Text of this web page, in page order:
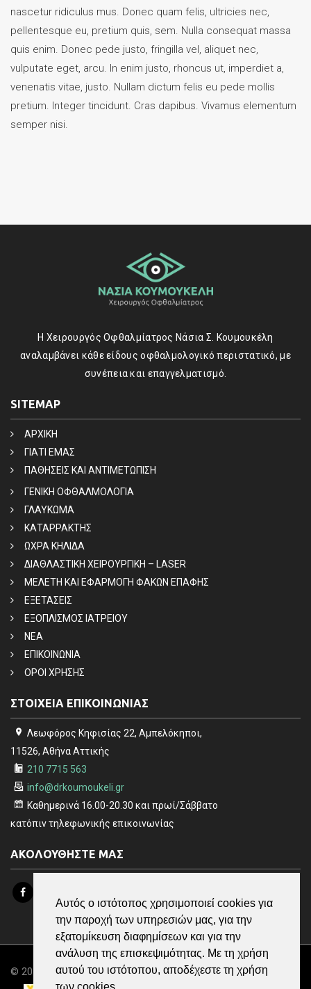
Αυτός ο ιστότοπος χρησιμοποιεί cookies για
την παροχή των υπηρεσιών μας, για την
εξατομίκευση διαφημίσεων και για την
ανάλυση της επισκεψιμότητας. Με τη χρήση
αυτού του ιστότοπου, αποδέχεστε τη χρήση
των cookies.
nascetur ridiculus mus. Donec quam felis, ultricies nec,
pellentesque eu, pretium quis, sem. Nulla consequat massa
quis enim. Donec pede justo, fringilla vel, aliquet nec,
vulputate eget, arcu. In enim justo, rhoncus ut, imperdiet a,
venenatis vitae, justo. Nullam dictum felis eu pede mollis
pretium. Integer tincidunt. Cras dapibus. Vivamus elementum
semper nisi.
Η Χειρουργός Οφθαλμίατρος Νάσια Σ. Κουμουκέλη
αναλαμβάνει κάθε είδους οφθαλμολογικό περιστατικό, με
συνέπεια και επαγγελματισμό.
SITEMAP
ΑΡΧΙΚΗ
ΓΙΑΤΙ ΕΜΑΣ
ΠΑΘΗΣΕΙΣ ΚΑΙ ΑΝΤΙΜΕΤΩΠΙΣΗ
ΓΕΝΙΚΗ ΟΦΘΑΛΜΟΛΟΓΙΑ
ΓΛΑΥΚΩΜΑ
ΚΑΤΑΡΡΑΚΤΗΣ
ΩΧΡΑ ΚΗΛΙΔΑ
ΔΙΑΘΛΑΣΤΙΚΗ ΧΕΙΡΟΥΡΓΙΚΗ – LASER
ΜΕΛΕΤΗ ΚΑΙ ΕΦΑΡΜΟΓΗ ΦΑΚΩΝ ΕΠΑΦΗΣ
ΕΞΕΤΑΣΕΙΣ
ΕΞΟΠΛΙΣΜΟΣ ΙΑΤΡΕΙΟΥ
ΝΕΑ
ΕΠΙΚΟΙΝΩΝΙΑ
ΟΡΟΙ ΧΡΗΣΗΣ
ΣΤΟΙΧΕΙΑ ΕΠΙΚΟΙΝΩΝΙΑΣ
Λεωφόρος Κηφισίας 22, Αμπελόκηποι,
11526, Αθήνα Αττικής
210 7715 563
info@drkoumoukeli.gr
Καθημερινά 16.00-20.30 και πρωί/Σάββατο
κατόπιν τηλεφωνικής επικοινωνίας
ΑΚΟΛΟΥΘΗΣΤΕ ΜΑΣ
© 2019 Δρ Νάσια Κουμουκέλη, All Rights Reserved | Powered